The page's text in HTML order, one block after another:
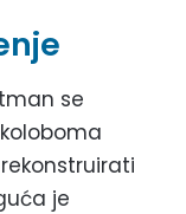
se
je